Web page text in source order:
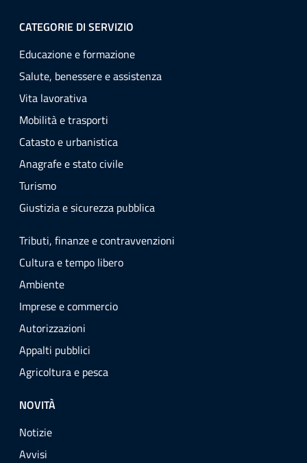
CATEGORIE DI SERVIZIO
Educazione e formazione
Salute, benessere e assistenza
Vita lavorativa
Mobilità e trasporti
Catasto e urbanistica
Anagrafe e stato civile
Turismo
Giustizia e sicurezza pubblica
Tributi, finanze e contravvenzioni
Cultura e tempo libero
Ambiente
Imprese e commercio
Autorizzazioni
Appalti pubblici
Agricoltura e pesca
NOVITÀ
Notizie
Avvisi